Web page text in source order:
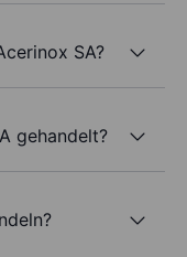
SA?
gehandelt?